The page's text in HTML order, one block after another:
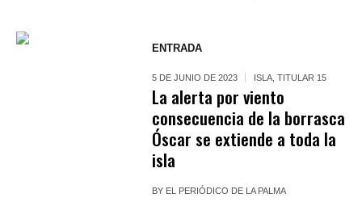
ENTRADA
5 DE JUNIO DE 2023 ISLA ,TITULAR 15
La alerta por viento
consecuencia de la borrasca
Óscar se extiende a toda la
isla
BY EL PERIÓDICO DE LA PALMA